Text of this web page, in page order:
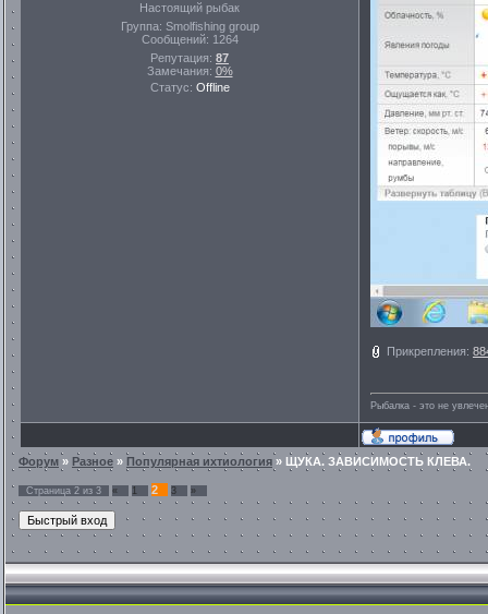
Настоящий рыбак
Группа: Smolfishing group
Сообщений: 1264
Репутация: 87
Замечания: 0%
Статус: Offline
Прикрепления:
Рыбалка - это не
Форум » Разное » Популярная ихтиология » ЩУКА. ЗАВИСИМОСТЬ КЛЕВА.
Страница 2 из 3 « 1 2 3 »